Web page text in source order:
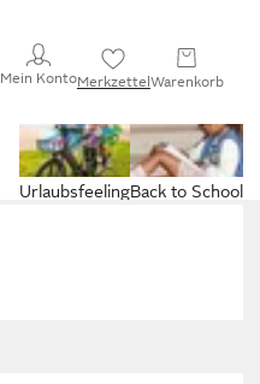
Mein KontoMerkzettelWarenkorb
Back to School
Urlaubsfeeling